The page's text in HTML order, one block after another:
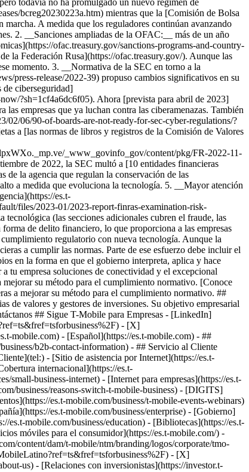
- ##
b2b-contact-information) - ## Servicio al Cliente
- [Sitio de asistencia por Internet](https://es.t-
internacional](https://es.t-
small-business-internet) - [Internet para empresas](https://es.t-
business/reasons-switch-t-mobile-business) - [DIGITS]
es.t-mobile.com/business/t-mobile-events-webinars)
es.t-mobile.com/business/enterprise) - [Gobierno]
es.t-mobile.com/business/education) - [Bibliotecas](https://es.t-
móviles para el consumidor](https://es.t-mobile.com/) -
content/dam/t-mobile/ntm/branding/logos/corporate/tmo-
- [X]
us) - [Relaciones con inversionistas](https://investor.t-